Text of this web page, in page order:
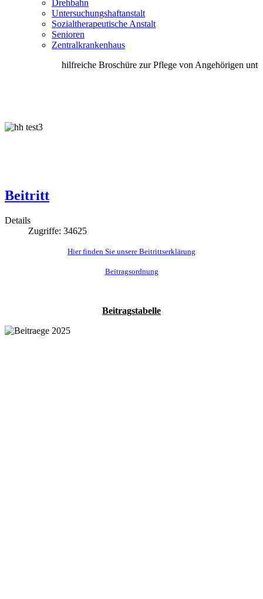
Drehbahn
Untersuchungshaftanstalt
Sozialtherapeutische Anstalt
Senioren
Zentralkrankenhaus
hilfreiche Broschüre zur Pflege von Angehörigen
Beitritt
Details
Zugriffe: 34625
Hier finden Sie unsere Beitrittserklärung
Beitragsordnung
Beitragstabelle